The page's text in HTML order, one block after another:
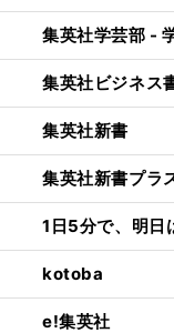
集英社学芸部 -
集英社ビジネス
集英社新書
集英社新書プラ
1日5分で、明
kotoba
e!集英社